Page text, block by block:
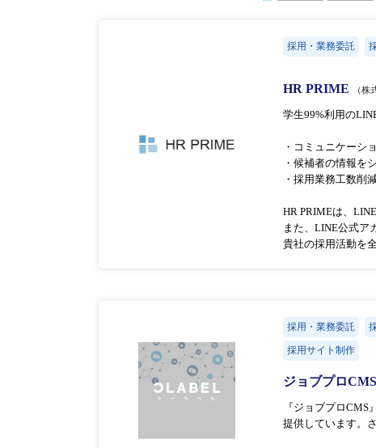
採用・業務委託
HR PRIME （
学生99%利用の
・コミュニケーシ
・候補者の情報を
・採用業務工数削
HR PRIMEは、
また、LINE公式ア
貴社の採用活動を
採用・業務委託
採用サイト制作
ジョブプロCMS
『ジョブプロ
提供しています。